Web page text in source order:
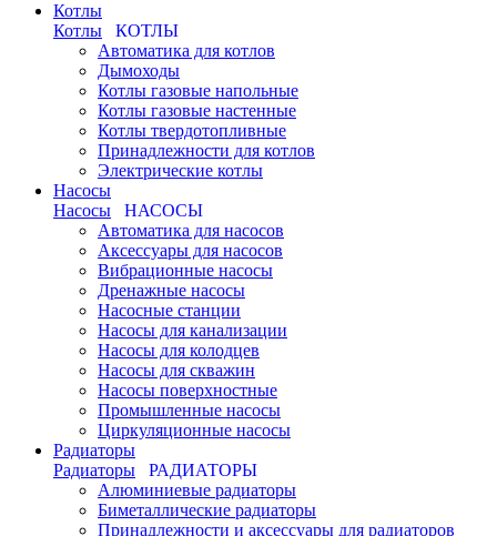
Котлы
Котлы
КОТЛЫ
Автоматика для котлов
Дымоходы
Котлы газовые напольные
Котлы газовые настенные
Котлы твердотопливные
Принадлежности для котлов
Электрические котлы
Насосы
Насосы
НАСОСЫ
Автоматика для насосов
Аксессуары для насосов
Вибрационные насосы
Дренажные насосы
Насосные станции
Насосы для канализации
Насосы для колодцев
Насосы для скважин
Насосы поверхностные
Промышленные насосы
Циркуляционные насосы
Радиаторы
Радиаторы
РАДИАТОРЫ
Алюминиевые радиаторы
Биметаллические радиаторы
Принадлежности и аксессуары для радиаторов